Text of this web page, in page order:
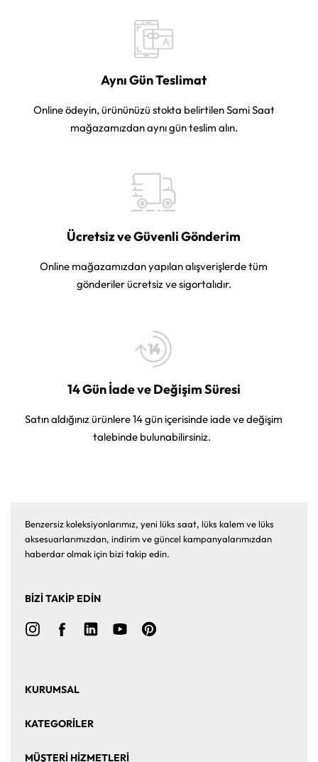
Aynı Gün Teslimat
Online ödeyin, ürününüzü stokta belirtilen Sami Saat
mağazamızdan aynı gün teslim alın.
Ücretsiz ve Güvenli Gönderim
Online mağazamızdan yapılan alışverişlerde tüm
gönderiler ücretsiz ve sigortalıdır.
14 Gün İade ve Değişim Süresi
Satın aldığınız ürünlere 14 gün içerisinde iade ve değişim
talebinde bulunabilirsiniz.
Benzersiz koleksiyonlarımız, yeni lüks saat, lüks kalem ve lüks
aksesuarlarımızdan, indirim ve güncel kampanyalarımızdan
haberdar olmak için bizi takip edin.
BİZİ TAKİP EDİN
KURUMSAL
KATEGORİLER
MÜŞTERİ HİZMETLERİ